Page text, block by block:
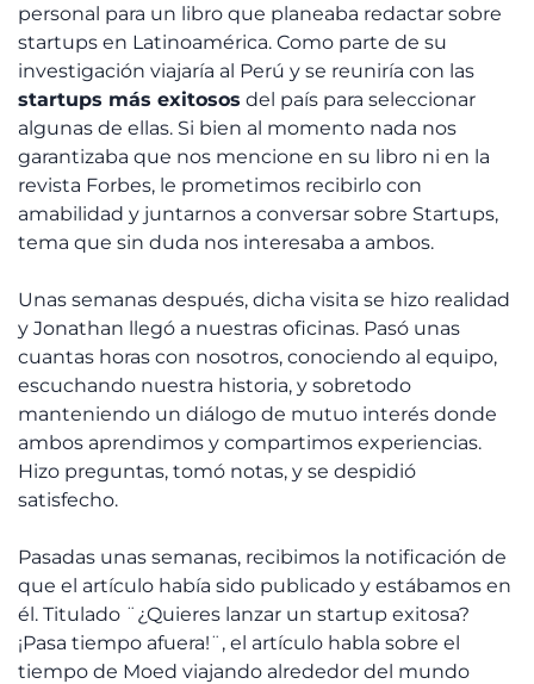
personal para un libro que planeaba redactar sobre
startups en Latinoamérica. Como parte de su
investigación viajaría al Perú y se reuniría con las
startups más exitosos del país para seleccionar
algunas de ellas. Si bien al momento nada nos
garantizaba que nos mencione en su libro ni en la
revista Forbes, le prometimos recibirlo con
amabilidad y juntarnos a conversar sobre Startups,
tema que sin duda nos interesaba a ambos.
Unas semanas después, dicha visita se hizo realidad
y Jonathan llegó a nuestras oficinas. Pasó unas
cuantas horas con nosotros, conociendo al equipo,
escuchando nuestra historia, y sobretodo
manteniendo un diálogo de mutuo interés donde
ambos aprendimos y compartimos experiencias.
Hizo preguntas, tomó notas, y se despidió
satisfecho.
Pasadas unas semanas, recibimos la notificación de
que el artículo había sido publicado y estábamos en
él. Titulado ¨¿Quieres lanzar un startup exitosa?
¡Pasa tiempo afuera!¨, el artículo habla sobre el
tiempo de Moed viajando alrededor del mundo